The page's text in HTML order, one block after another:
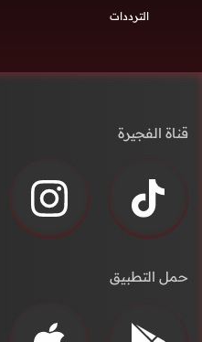
الترددات
قناة الفجيرة
حمل التطبيق